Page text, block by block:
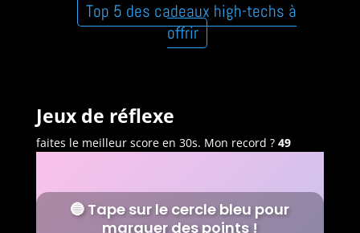
Top 5 des cadeaux high-techs à
offrir
Jeux de réflexe
faites le meilleur score en 30s. Mon record ? 49
🔵 Tape sur le cercle bleu pour
marquer des points !